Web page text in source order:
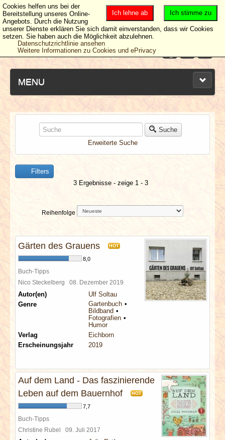
MENU
NEUESTE ARTIKEL
NEWS & DATES
BERICHTE
VERLOSUNGEN
SPECIALS
REDAKTION
LINKS
ARCHIV
Suche
Erweiterte Suche
Filters
3 Ergebnisse - zeige 1 - 3
Reihenfolge
Gärten des Grauens HOT
8,0
Buch-Tipps
Nico Steckelberg 08. Dezember 2019
Autor(en)
Ulf Soltau
Genre
Gartenbuch
Bildband
Fotografien
Humor
Verlag
Eichborn
Erscheinungsjahr
2019
Auf dem Land - Das faszinierende
Leben auf dem Bauernhof
HOT
7,7
Buch-Tipps
Christine Rubel 09. Juli 2017
Ich stimme zu
Ich lehne ab
Cookies helfen uns bei der
Bereitstellung unseres Online-
Angebots. Durch die Nutzung
unserer Dienste erklären Sie sich damit einverstanden, dass wir Cookies
setzen. Sie haben auch die Möglichkeit abzulehnen.
Datenschutzrichtlinie ansehen
Weitere Informationen zu Cookies und ePrivacy